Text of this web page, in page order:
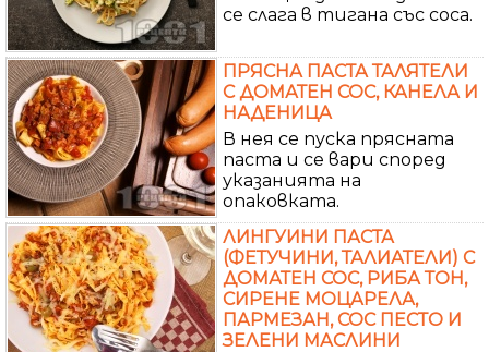
се слага в тигана със соса.
ПРЯСНА ПАСТА ТАЛЯТЕЛИ
С ДОМАТЕН СОС, КАНЕЛА И
НАДЕНИЦА
В нея се пуска прясната
паста и се вари според
указанията на
опаковката.
ЛИНГУИНИ ПАСТА
(ФЕТУЧИНИ, ТАЛИАТЕЛИ) С
ДОМАТЕН СОС, РИБА ТОН,
СИРЕНЕ МОЦАРЕЛА,
ПАРМЕЗАН, СОС ПЕСТО И
ЗЕЛЕНИ МАСЛИНИ